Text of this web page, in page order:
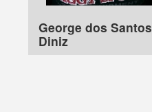
George dos Santos
Diniz